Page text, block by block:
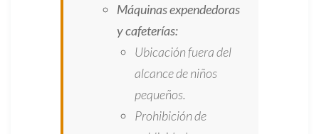
Máquinas expendedoras
y cafeterías:
Ubicación fuera del
alcance de niños
pequeños.
Prohibición de